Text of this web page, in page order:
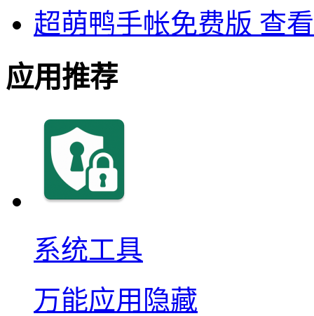
超萌鸭手帐免费版 查
应用推荐
系统工具
万能应用隐藏